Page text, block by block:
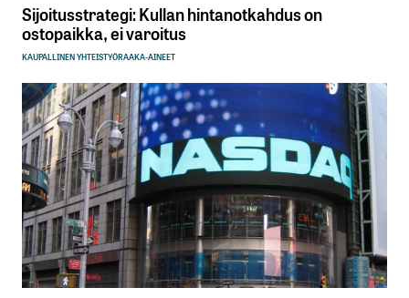
Sijoitusstrategi: Kullan hintanotkahdus on
ostopaikka, ei varoitus
KAUPALLINEN YHTEISTYÖRAAKA-AINEET